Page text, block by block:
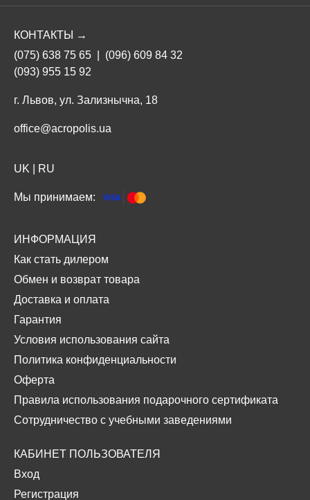
КОНТАКТЫ →
(075) 638 75 65
(096) 609 84 32
(093) 955 15 92
г. Львов, ул. Зализнычна, 18
office@acropolis.ua
UK RU
Мы принимаем:
ИНФОРМАЦИЯ
Как стать дилером
Обмен и возврат товара
Доставка и оплата
Гарантия
Условия использования сайта
Политика конфиденциальности
Оферта
Правила использования подарочного сертификата
Сотрудничество с учебными заведениями
КАБИНЕТ ПОЛЬЗОВАТЕЛЯ
Вход
Регистрация